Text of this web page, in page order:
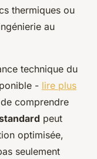
thermiques ou
au
technique du
- lire plus
comprendre
peut
optimisée,
seulement